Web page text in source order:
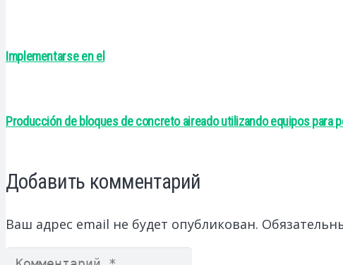
Implementarse en el
Producción de bloques de concreto aireado utilizando equipos para
Добавить комментарий
Ваш адрес email не будет опубликован.